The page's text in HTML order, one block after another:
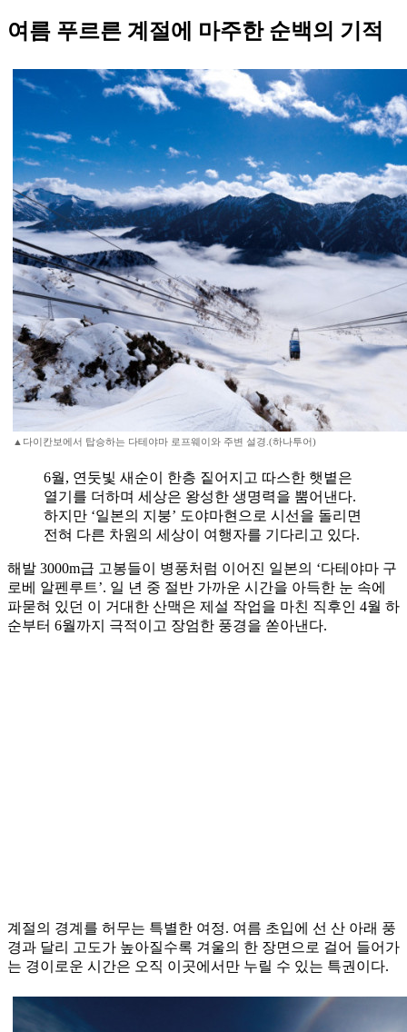
여름 푸르른 계절에 마주한 순백의 기적
▲다이칸보에서 탑승하는 다테야마 로프웨이와 주변 설경.(하나투어)
6월, 연둣빛 새순이 한층 짙어지고 따스한 햇볕은
열기를 더하며 세상은 왕성한 생명력을 뿜어낸다.
하지만 ‘일본의 지붕’ 도야마현으로 시선을 돌리면
전혀 다른 차원의 세상이 여행자를 기다리고 있다.
해발 3000m급 고봉들이 병풍처럼 이어진 일본의 ‘다테야마 구
로베 알펜루트’. 일 년 중 절반 가까운 시간을 아득한 눈 속에
파묻혀 있던 이 거대한 산맥은 제설 작업을 마친 직후인 4월 하
순부터 6월까지 극적이고 장엄한 풍경을 쏟아낸다.
계절의 경계를 허무는 특별한 여정. 여름 초입에 선 산 아래 풍
경과 달리 고도가 높아질수록 겨울의 한 장면으로 걸어 들어가
는 경이로운 시간은 오직 이곳에서만 누릴 수 있는 특권이다.